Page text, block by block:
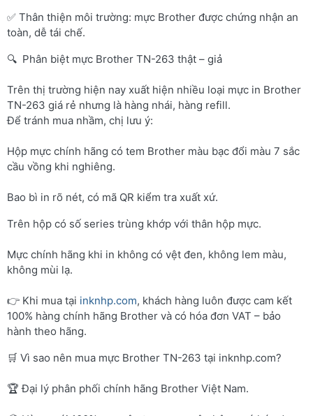
✅ Thân thiện môi trường: mực Brother được chứng nhận an
toàn, dễ tái chế.
🔍 Phân biệt mực Brother TN-263 thật – giả
Trên thị trường hiện nay xuất hiện nhiều loại mực in Brother
TN-263 giá rẻ nhưng là hàng nhái, hàng refill.
Để tránh mua nhầm, chị lưu ý:
Hộp mực chính hãng có tem Brother màu bạc đổi màu 7 sắc
cầu vồng khi nghiêng.
Bao bì in rõ nét, có mã QR kiểm tra xuất xứ.
Trên hộp có số series trùng khớp với thân hộp mực.
Mực chính hãng khi in không có vệt đen, không lem màu,
không mùi lạ.
👉 Khi mua tại inknhp.com, khách hàng luôn được cam kết
100% hàng chính hãng Brother và có hóa đơn VAT – bảo
hành theo hãng.
🛒 Vì sao nên mua mực Brother TN-263 tại inknhp.com?
🏆 Đại lý phân phối chính hãng Brother Việt Nam.